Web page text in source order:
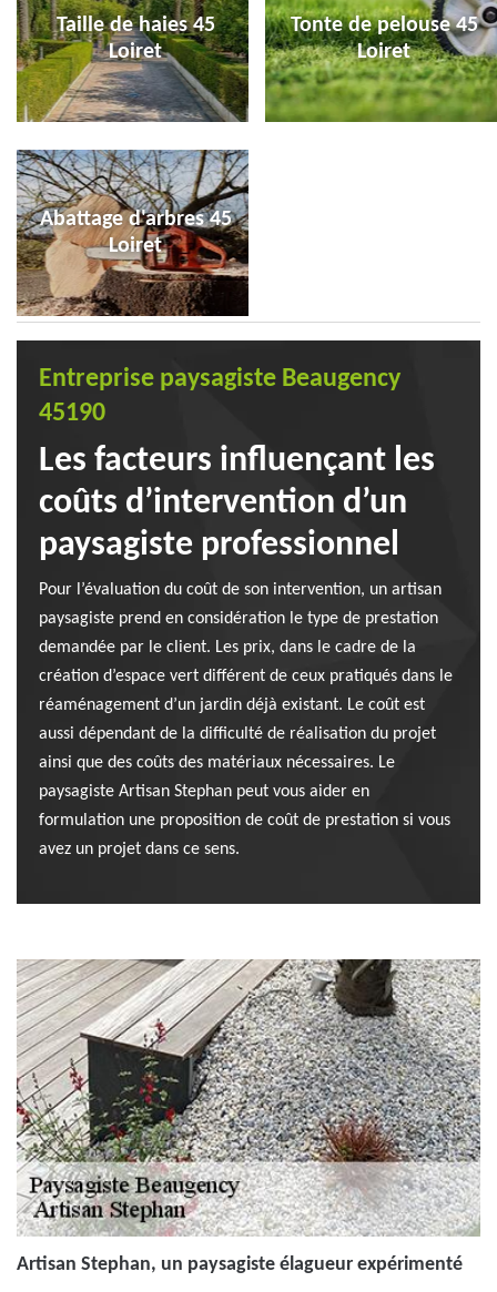
Taille de haies 45
Loiret
Tonte de pelouse 45
Loiret
Abattage d'arbres 45
Loiret
Entreprise paysagiste Beaugency
45190
Les facteurs influençant les
coûts d’intervention d’un
paysagiste professionnel
Pour l’évaluation du coût de son intervention, un artisan
paysagiste prend en considération le type de prestation
demandée par le client. Les prix, dans le cadre de la
création d’espace vert différent de ceux pratiqués dans le
réaménagement d’un jardin déjà existant. Le coût est
aussi dépendant de la difficulté de réalisation du projet
ainsi que des coûts des matériaux nécessaires. Le
paysagiste Artisan Stephan peut vous aider en
formulation une proposition de coût de prestation si vous
avez un projet dans ce sens.
Artisan Stephan, un paysagiste élagueur expérimenté